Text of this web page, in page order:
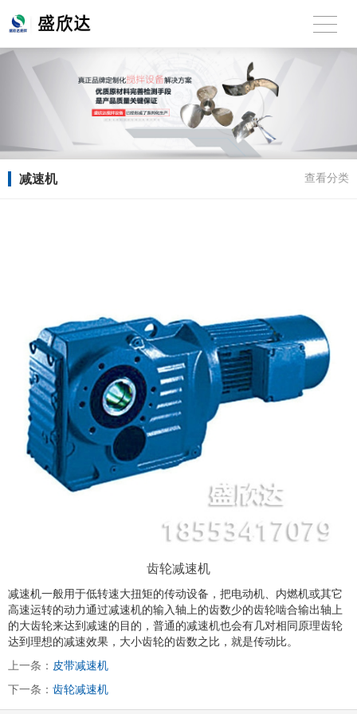
减速机 查看分类
齿轮减速机
减速机一般用于低转速大扭矩的传动设备，把电动机、内燃机或其它
高速运转的动力通过减速机的输入轴上的齿数少的齿轮啮合输出轴上
的大齿轮来达到减速的目的，普通的减速机也会有几对相同原理齿轮
达到理想的减速效果，大小齿轮的齿数之比，就是传动比。
上一条： 皮带减速机
下一条： 齿轮减速机